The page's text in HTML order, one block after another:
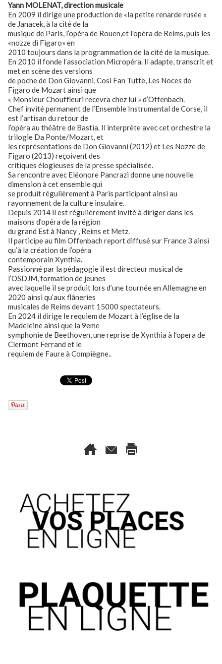
Yann MOLENAT, direction musicale
En 2009 il dirige une production de «la petite renarde rusée »
de Janacek, à la cité de la
musique de Paris, l’opéra de Rouen,et l’opéra de Reims, puis les
«nozze di Figaro» en
2010 toujours dans la programmation de la cité de la musique.
En 2010 il fonde l’association Micropéra. Il adapte, transcrit et
met en scène des versions
de poche de Don Giovanni, Cosi Fan Tutte, Les Noces de
Figaro de Mozart ainsi que
« Monsieur Chouffleuri recevra chez lui » d’Offenbach.
Chef invité permanent de l’Ensemble Instrumental de Corse, il
est l’artisan du retour de
l’opéra au théâtre de Bastia. Il interprète avec cet orchestre la
trilogie Da Ponte/Mozart, et
les représentations de Don Giovanni (2012) et Les Nozze de
Figaro (2013) reçoivent des
critiques élogieuses de la presse spécialisée.
Sa rencontre avec Eléonore Pancrazi donne une nouvelle
dimension à cet ensemble qui
se produit régulièrement à Paris participant ainsi au
rayonnement de la culture insulaire.
Depuis 2014 il est régulièrement invité à diriger dans les
maisons d’opéra de la région
du grand Est à Nancy , Reims et Metz.
Il participe au film Offenbach report diffusé sur France 3 ainsi
qu’à la création de l’opéra
contemporain Xynthia.
Passionné par la pédagogie il est directeur musical de
l’OSDJM, formation de jeunes
avec laquelle il se produit lors d’une tournée en Allemagne en
2020 ainsi qu’aux flâneries
musicales de Reims devant 15000 spectateurs.
En 2024 il dirige le requiem de Mozart à l’église de la
Madeleine ainsi que la 9eme
symphonie de Beethoven, une reprise de Xynthia à l’opera de
Clermont Ferrand et le
requiem de Faure à Compiègne..